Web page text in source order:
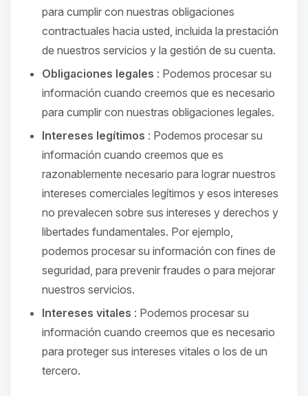
para cumplir con nuestras obligaciones
contractuales hacia usted, incluida la prestación
de nuestros servicios y la gestión de su cuenta.
Obligaciones legales : Podemos procesar su
información cuando creemos que es necesario
para cumplir con nuestras obligaciones legales.
Intereses legítimos : Podemos procesar su
información cuando creemos que es
razonablemente necesario para lograr nuestros
intereses comerciales legítimos y esos intereses
no prevalecen sobre sus intereses y derechos y
libertades fundamentales. Por ejemplo,
podemos procesar su información con fines de
seguridad, para prevenir fraudes o para mejorar
nuestros servicios.
Intereses vitales : Podemos procesar su
información cuando creemos que es necesario
para proteger sus intereses vitales o los de un
tercero.